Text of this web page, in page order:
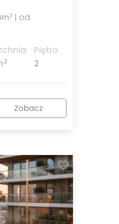
2 | od
2
Piętro
2
Zobacz